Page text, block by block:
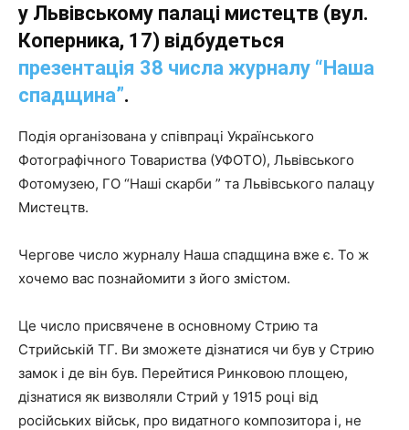
у Львівському палаці мистецтв (вул.
Коперника, 17) відбудеться
презентація 38 числа журналу “Наша
спадщина”.
Подія організована у співпраці Українського
Фотографічного Товариства (УФОТО), Львівського
Фотомузею, ГО “Наші скарби ” та Львівського палацу
Мистецтв.
Чергове число журналу Наша спадщина вже є. То ж
хочемо вас познайомити з його змістом.
Це число присвячене в основному Стрию та
Стрийській ТГ. Ви зможете дізнатися чи був у Стрию
замок і де він був. Перейтися Ринковою площею,
дізнатися як визволяли Стрий у 1915 році від
російських військ, про видатного композитора і, не